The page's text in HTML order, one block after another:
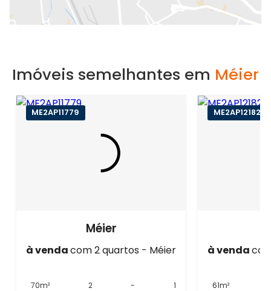
Imóveis semelhantes em Méier
ME2AP11779
Méier
à vendacom 2 quartos - Méier
70m² 2 - 1
ME2AP12182
à venda
61m²